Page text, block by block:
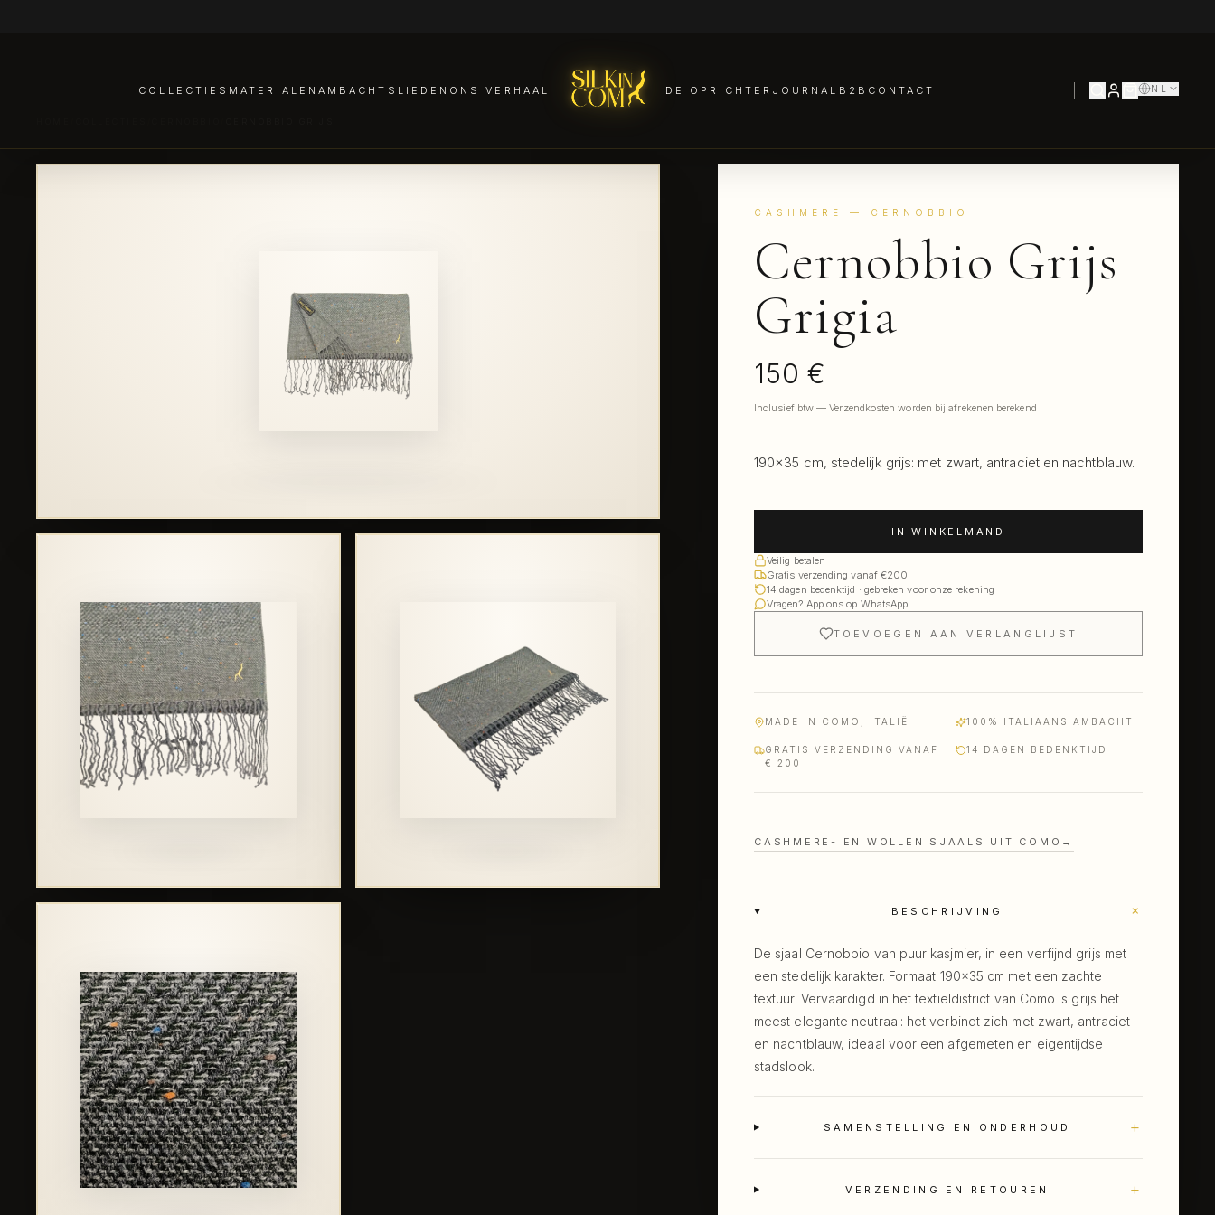
COLLECTIES MATERIALEN AMBACHTSLIEDEN ONS VERHAAL DE OPRICHTER JOURNAL B2B CONTACT NL
CASHMERE — CERNOBBIO
Cernobbio Grijs
Grigia
150 €
Inclusief btw — Verzendkosten worden bij afrekenen berekend
190×35 cm, stedelijk grijs: met zwart, antraciet en nachtblauw.
IN WINKELMAND
Veilig betalen
Gratis verzending vanaf €200
14 dagen bedenktijd · gebreken voor onze rekening
Vragen? App ons op WhatsApp
TOEVOEGEN AAN VERLANGLIJST
MADE IN COMO, ITALIË 100% ITALIAANS AMBACHT
GRATIS VERZENDING VANAF
€ 200
14 DAGEN BEDENKTIJD
CASHMERE- EN WOLLEN SJAALS UIT COMO →
BESCHRIJVING +
De sjaal Cernobbio van puur kasjmier, in een verfijnd grijs met
een stedelijk karakter. Formaat 190×35 cm met een zachte
textuur. Vervaardigd in het textieldistrict van Como is grijs het
meest elegante neutraal: het verbindt zich met zwart, antraciet
en nachtblauw, ideaal voor een afgemeten en eigentijdse
stadslook.
SAMENSTELLING EN ONDERHOUD +
VERZENDING EN RETOUREN +